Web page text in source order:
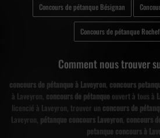
Concours de pétanque Bésignan
Concours de pétanque
Comment nous trouver
concours de pétanque à Laveyron, concours
à Laveyron, concours de pétanqueouvert à tous à
licencié à Laveyron, trouver un concours de
Laveyron, pétanque concours Laveyron, concours
petanque concours à